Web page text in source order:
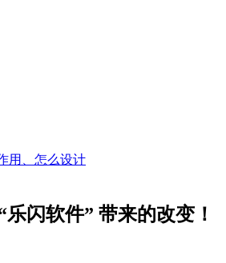
用、怎么设计
闪软件” 带来的改变！